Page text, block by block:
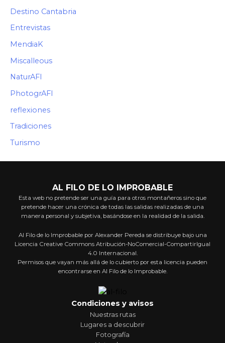
Destino Cantabria
Entrevistas
MendiaK
Miscalleous
NaturAFI
PhotogrAFI
reflexiones
Tradiciones
Turismo
AL FILO DE LO IMPROBABLE
Esta web no pretende ser una guía para otros montañeros sino que
pretende hacer una crónica de todas las salidas realizadas de una
manera personal y subjetiva, basándose en la realidad de la salida.
Al Filo de lo Improbable por Alexander Pereda se distribuye bajo una
Licencia Creative Commons Atribución-NoComercial-CompartirIgual
4.0 Internacional.
Permisos que vayan más allá de lo cubierto por esta licencia pueden
encontrarse en Al Filo de lo Improbable.
Condiciones y avisos
Nuestras rutas
Lugares a descubrir
Fotografía